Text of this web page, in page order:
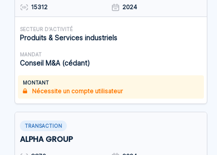
15312 2024
SECTEUR D'ACTIVITÉ
Produits & Services industriels
MANDAT
Conseil M&A (cédant)
MONTANT
Nécessite un compte utilisateur
TRANSACTION
ALPHA GROUP